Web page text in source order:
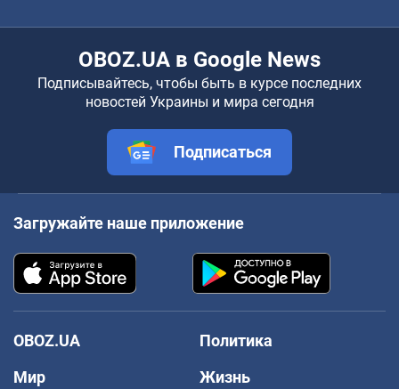
OBOZ.UA в Google News
Подписывайтесь, чтобы быть в курсе последних
новостей Украины и мира сегодня
Подписаться
Загружайте наше приложение
OBOZ.UA
Политика
Мир
Жизнь